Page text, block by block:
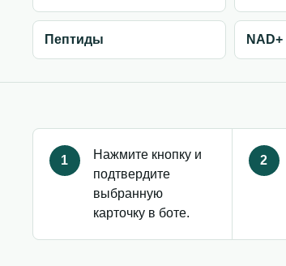
Пептиды NAD+
1
Нажмите кнопку и
подтвердите
выбранную
карточку в боте.
2